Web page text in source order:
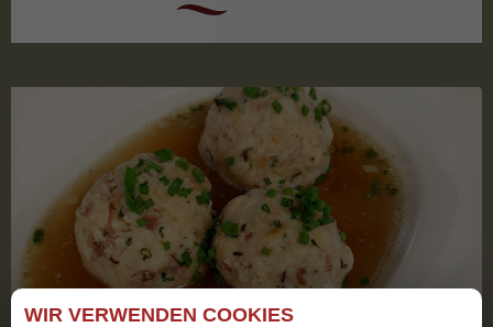
WIR VERWENDEN COOKIES